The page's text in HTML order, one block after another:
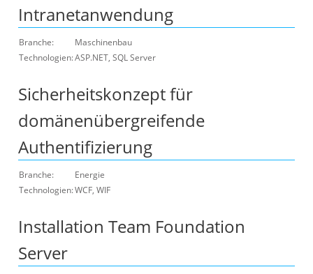
Intranetanwendung
Branche:
Maschinenbau
Technologien:ASP.NET, SQL Server
Sicherheitskonzept für
domänenübergreifende
Authentifizierung
Branche:
Energie
Technologien:WCF, WIF
Installation Team Foundation
Server